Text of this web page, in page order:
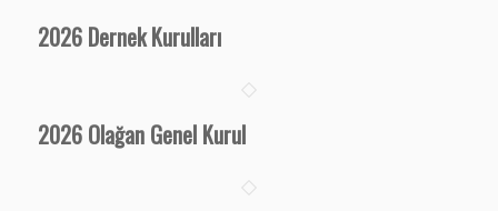
2026 Dernek Kurulları
2026 Olağan Genel Kurul